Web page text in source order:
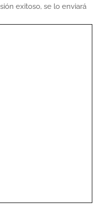
exitoso, se lo enviará